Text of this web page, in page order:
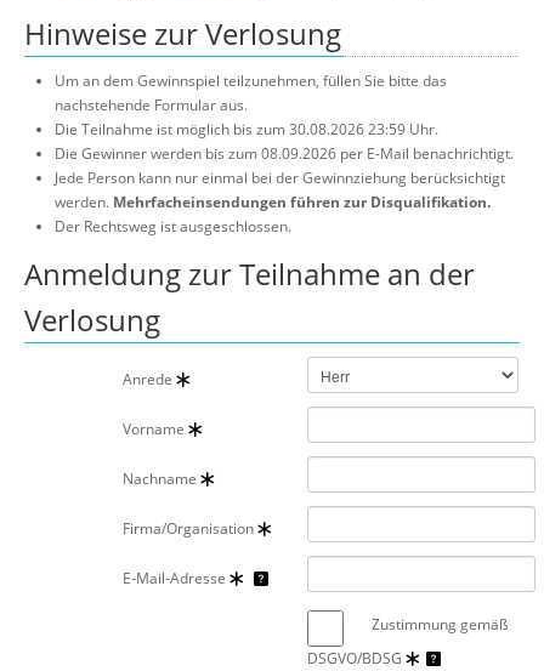
Hinweise zur Verlosung
Um an dem Gewinnspiel teilzunehmen, füllen Sie bitte das
nachstehende Formular aus.
Die Teilnahme ist möglich bis zum 30.08.2026 23:59 Uhr.
Die Gewinner werden bis zum 08.09.2026 per E-Mail benachrichtigt.
Jede Person kann nur einmal bei der Gewinnziehung berücksichtigt
werden. Mehrfacheinsendungen führen zur Disqualifikation.
Der Rechtsweg ist ausgeschlossen.
Anmeldung zur Teilnahme an der
Verlosung
Anrede
Vorname
Nachname
Firma/Organisation
E-Mail-Adresse
Zustimmung gemäß
DSGVO/BDSG